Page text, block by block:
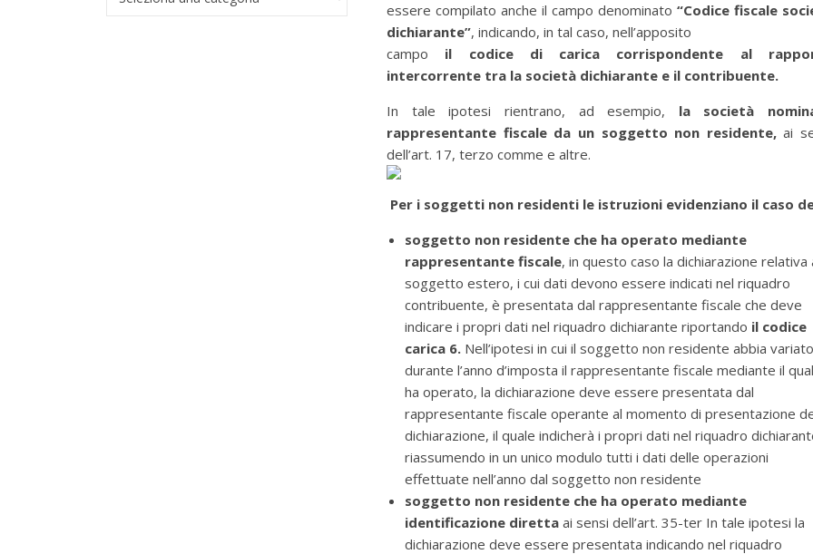
essere compilato anche il campo denominato “Codice fiscale
dichiarante”, indicando, in tal caso, nell’apposito
campo il codice di carica corrispondente al
intercorrente tra la società dichiarante e il contribuente.
In tale ipotesi rientrano, ad esempio, la società
rappresentante fiscale da un soggetto non residente,ai
dell’art. 17, terzo comme e altre.
Per i soggetti non residenti le istruzioni evidenziano il caso
soggetto non residente che ha operato mediante
rappresentante fiscale, in questo caso la dichiarazione relativa
soggetto estero, i cui dati devono essere indicati nel riquadro
contribuente, è presentata dal rappresentante fiscale che deve
indicare i propri dati nel riquadro dichiarante riportando il codice
carica 6. Nell’ipotesi in cui il soggetto non residente abbia variato
durante l’anno d’imposta il rappresentante fiscale mediante il
ha operato, la dichiarazione deve essere presentata dal
rappresentante fiscale operante al momento di presentazione
dichiarazione, il quale indicherà i propri dati nel riquadro
riassumendo in un unico modulo tutti i dati delle operazioni
effettuate nell’anno dal soggetto non residente
soggetto non residente che ha operato mediante
identificazione diretta ai sensi dell’art. 35-ter In tale ipotesi la
dichiarazione deve essere presentata indicando nel riquadro